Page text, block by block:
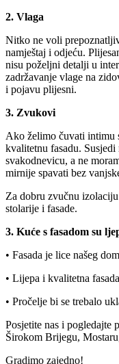
2. Vlaga
Nitko ne voli
namještaj i odjeću.
nisu poželjni detalji u
zadržavanje vlage na
i pojavu plijesni.
3. Zvukovi
Ako želimo čuvati intimu
kvalitetnu fasadu.
svakodnevicu, a ne
mirnije spavati bez
Za dobru zvučnu
stolarije i fasade.
3. Kuće s fasadom su
• Fasada je lice našeg
• Lijepa i kvalitetna
• Pročelje bi se trebalo
Posjetite nas i pogledajte
Širokom Brijegu,
Gradimo zajedno!